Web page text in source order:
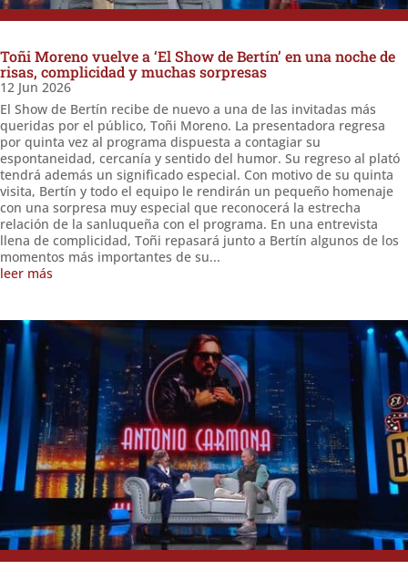
Toñi Moreno vuelve a ‘El Show de Bertín’ en una noche de
risas, complicidad y muchas sorpresas
12 Jun 2026
El Show de Bertín recibe de nuevo a una de las invitadas más
queridas por el público, Toñi Moreno. La presentadora regresa
por quinta vez al programa dispuesta a contagiar su
espontaneidad, cercanía y sentido del humor. Su regreso al plató
tendrá además un significado especial. Con motivo de su quinta
visita, Bertín y todo el equipo le rendirán un pequeño homenaje
con una sorpresa muy especial que reconocerá la estrecha
relación de la sanluqueña con el programa. En una entrevista
llena de complicidad, Toñi repasará junto a Bertín algunos de los
momentos más importantes de su...
leer más